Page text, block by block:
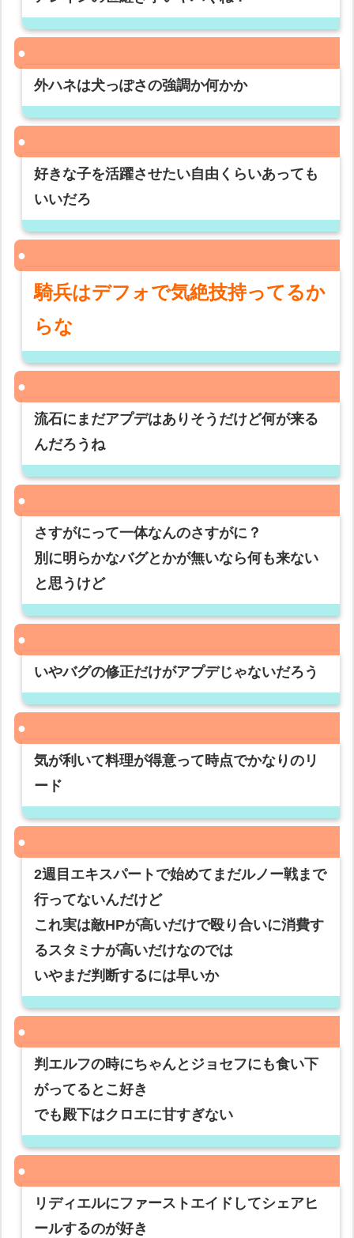
外ハネは犬っぽさの強調か何かか
好きな子を活躍させたい自由くらいあっても
いいだろ
騎兵はデフォで気絶技持ってるか
らな
流石にまだアプデはありそうだけど何が来る
んだろうね
さすがにって一体なんのさすがに？
別に明らかなバグとかが無いなら何も来ない
と思うけど
いやバグの修正だけがアプデじゃないだろう
気が利いて料理が得意って時点でかなりのリ
ード
2週目エキスパートで始めてまだルノー戦まで
行ってないんだけど
これ実は敵HPが高いだけで殴り合いに消費す
るスタミナが高いだけなのでは
いやまだ判断するには早いか
判エルフの時にちゃんとジョセフにも食い下
がってるとこ好き
でも殿下はクロエに甘すぎない
リディエルにファーストエイドしてシェアヒ
ールするのが好き